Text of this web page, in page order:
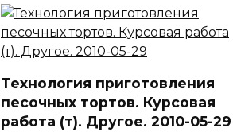
Технология приготовления
песочных тортов. Курсовая
работа (т). Другое. 2010-05-29